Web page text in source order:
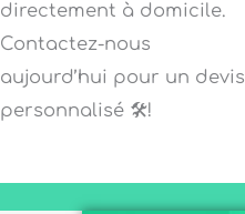
directement à domicile.
Contactez-nous
aujourd’hui pour un devis
personnalisé 🛠️!